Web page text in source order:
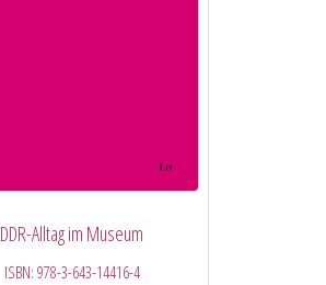
DDR-Alltag im Museum
ISBN: 978-3-643-14416-4